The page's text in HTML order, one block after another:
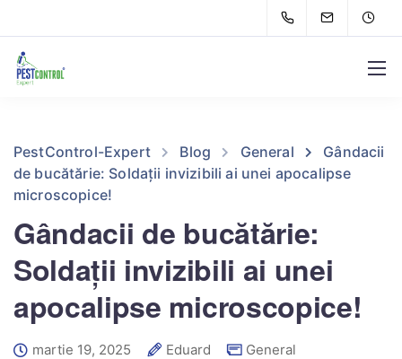
PestControl-Expert Blog General
Gândacii
de bucătărie: Soldații invizibili ai unei apocalipse
microscopice!
Gândacii de bucătărie:
Soldații invizibili ai unei
apocalipse microscopice!
martie 19, 2025 Eduard General